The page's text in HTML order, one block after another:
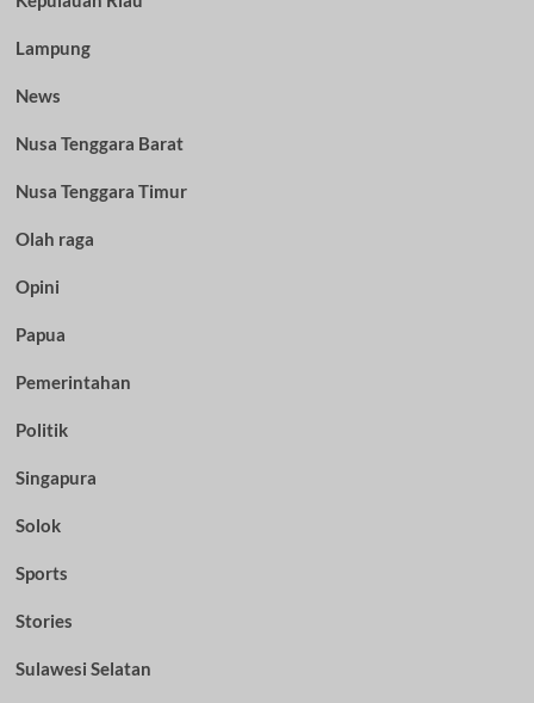
Lampung
News
Nusa Tenggara Barat
Nusa Tenggara Timur
Olah raga
Opini
Papua
Pemerintahan
Politik
Singapura
Solok
Sports
Stories
Sulawesi Selatan